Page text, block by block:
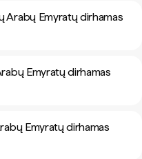
Arabų Emyratų dirhamas
Emyratų dirhamas
Emyratų dirhamas